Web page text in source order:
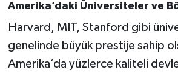
Amerika’daki Üniversiteler ve
Harvard, MIT, Stanford gibi
genelinde büyük prestije sahip
Amerika’da yüzlerce kaliteli